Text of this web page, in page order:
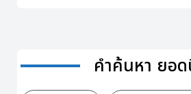
คำค้นหา ยอ